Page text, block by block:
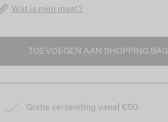
Wat is mijn maat?
TOEVOEGEN AAN SHOPPING BAG
Gratis verzending vanaf €50